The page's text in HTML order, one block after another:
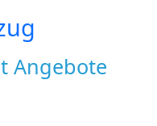
Angebote